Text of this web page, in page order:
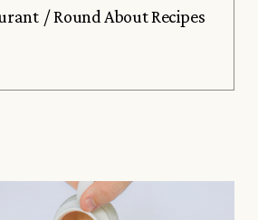
Round About Recipes